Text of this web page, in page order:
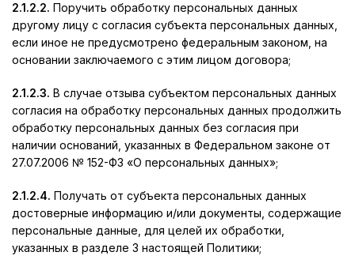
2.1.2.2. Поручить обработку персональных данных
другому лицу с согласия субъекта персональных данных,
если иное не предусмотрено федеральным законом, на
основании заключаемого с этим лицом договора;
2.1.2.3. В случае отзыва субъектом персональных данных
согласия на обработку персональных данных продолжить
обработку персональных данных без согласия при
наличии оснований, указанных в Федеральном законе от
27.07.2006 № 152-ФЗ «О персональных данных»;
2.1.2.4. Получать от субъекта персональных данных
достоверные информацию и/или документы, содержащие
персональные данные, для целей их обработки,
указанных в разделе 3 настоящей Политики;